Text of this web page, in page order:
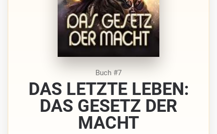
Buch #7
DAS LETZTE LEBEN:
DAS GESETZ DER
MACHT